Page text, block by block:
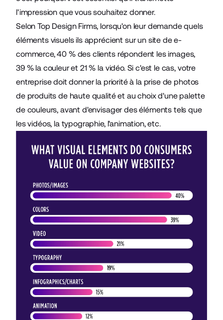
l'impression que vous souhaitez donner.
Selon Top Design Firms, lorsqu'on leur demande quels
éléments visuels ils apprécient sur un site de e-
commerce, 40 % des clients répondent les images,
39 % la couleur et 21 % la vidéo. Si c'est le cas, votre
entreprise doit donner la priorité à la prise de photos
de produits de haute qualité et au choix d'une palette
de couleurs, avant d'envisager des éléments tels que
les vidéos, la typographie, l'animation, etc.